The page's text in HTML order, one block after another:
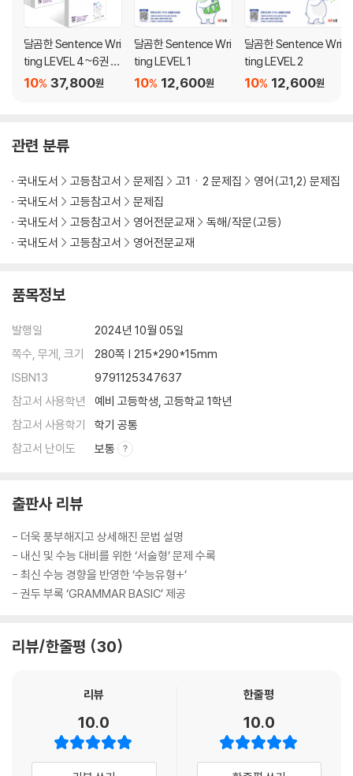
15 일반 장문
16 순서 장문
달곰한 Sentence Wri
ting LEVEL 4~6권 세
트
37,800원
10%
달곰한 Sentence Wri
ting LEVEL 1
12,600원
10%
달곰한 Sentence Wri
ting LEVEL 2
12,600원
10%
관련 분류
국내도서 고등참고서 문제집 고1ㆍ2 문제집
영어(고1,2) 문제집
국내도서
고등참고서
문제집
국내도서
고등참고서 영어전문교재
독해/작문(고등)
국내도서
고등참고서 영어전문교재
품목정보
발행일
2024년 10월 05일
쪽수, 무게, 크기
280쪽 | 215*290*15mm
ISBN13
9791125347637
참고서 사용학년
예비 고등학생, 고등학교 1학년
참고서 사용학기
학기 공통
참고서 난이도
보통
출판사 리뷰
- 더욱 풍부해지고 상세해진 문법 설명
- 내신 및 수능 대비를 위한 ‘서술형’ 문제 수록
- 최신 수능 경향을 반영한 ‘수능유형+’
- 권두 부록 ‘GRAMMAR BASIC’ 제공
리뷰/한줄평 30
리뷰
10.0
한줄평
10.0